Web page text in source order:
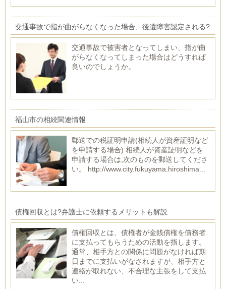
交通事故で指が曲がらなくなった場合、後遺障害認定される?
交通事故で被害者となってしまい、指が曲
がらなくなってしまった場合はどうすれば
良いのでしょうか。
福山市の相続関連情報
郵送での税証明申請(相続人が資産証明など
を申請する場合) 相続人が資産証明などを
申請する場合は,次のものを郵送してくださ
い。 http://www.city.fukuyama.hiroshima...
債権回収とは?弁護士に依頼するメリットも解説
債権回収とは、債権者が金銭債権を債務者
に支払ってもらうための活動を指します。
通常、相手方との関係に問題がなければ期
日までに支払いがなされますが、相手方と
連絡が取れない、不合理な主張をして支払
い...